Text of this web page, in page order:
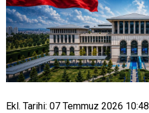
Ekl. Tarihi: 07 Temmuz 2026 10:48